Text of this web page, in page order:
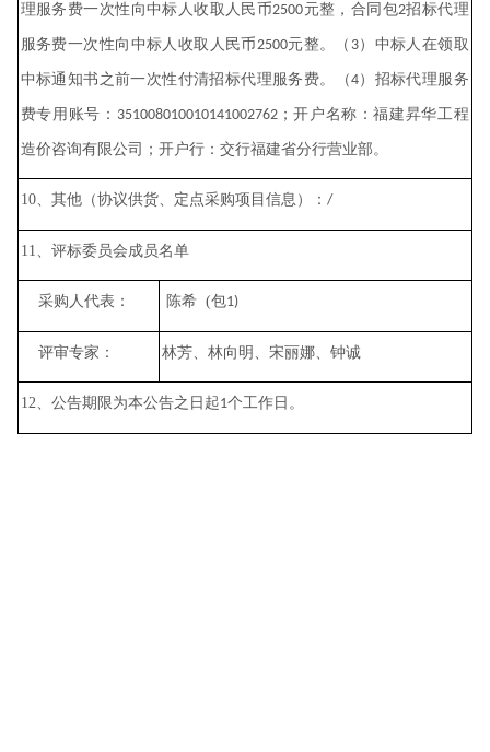
理服务费一次性向中标人收取人民币2500元整，合同包2招标代理
服务费一次性向中标人收取人民币2500元整。（ 3）中标人在领取
中标通知书之前一次性付清招标代理服务费。（4）招标代理服务
费专用账号： 351008010010141002762；开户名称：福建昇华工程
造价咨询有限公司；开户行：交行福建省分行营业部。
10、其他（协议供货、定点采购项目信息）： /
11、评标委员会成员名单
采购人代表： 陈希 (包1)
评审专家： 林芳、林向明、宋丽娜、钟诚
12、公告期限为本公告之日起1个工作日。